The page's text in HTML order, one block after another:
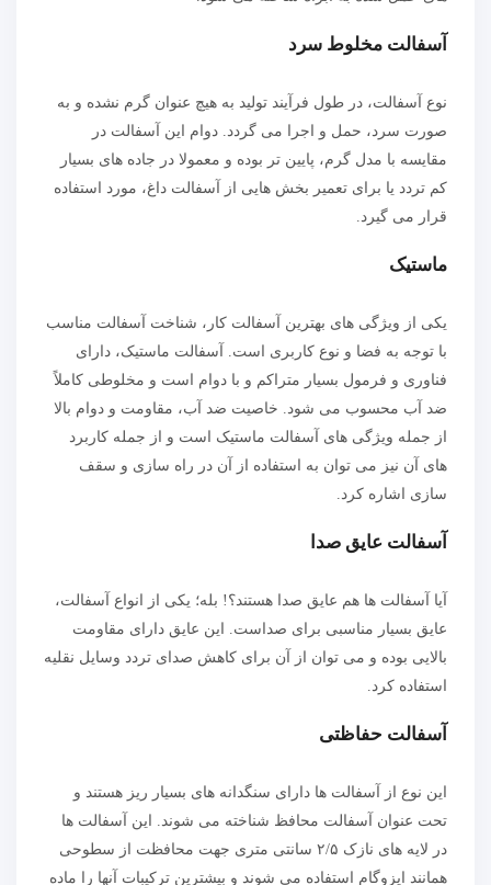
آسفالت مخلوط سرد
نوع آسفالت، در طول فرآیند تولید به‌ هیچ‌ عنوان گرم نشده و به‌
صورت سرد، حمل و اجرا می گردد. دوام این آسفالت در
مقایسه با مدل گرم، پایین تر بوده و معمولا در جاده های بسیار
کم تردد یا برای تعمیر بخش هایی از آسفالت داغ، مورد استفاده
قرار می گیرد.
ماستیک
یکی از ویژگی های بهترین آسفالت کار، شناخت آسفالت مناسب
با توجه به فضا و نوع کاربری است. آسفالت ماستیک، دارای
فناوری و فرمول بسیار متراکم و با دوام است و مخلوطی کاملاً
ضد آب محسوب می شود. خاصیت ضد آب، مقاومت و دوام بالا
از جمله ویژگی‌ های آسفالت ماستیک است و از جمله کاربرد
های آن نیز می‌ توان به استفاده از آن در راه‌ سازی و سقف
سازی اشاره کرد.
آسفالت عایق صدا
آیا آسفالت ها هم عایق صدا هستند؟! بله؛ یکی از انواع آسفالت،
عایق بسیار مناسبی برای صداست. این عایق دارای مقاومت
بالایی بوده و می توان از آن برای کاهش صدای تردد وسایل نقلیه
استفاده کرد.
آسفالت حفاظتی
این نوع از آسفالت‌ ها دارای سنگدانه های بسیار ریز هستند و
تحت عنوان آسفالت محافظ شناخته می‌ شوند. این آسفالت‌ ها
در لایه‌ های نازک ۲/۵ سانتی‌ متری جهت محافظت از سطوحی
همانند ایزوگام استفاده می‌ شوند و بیشترین ترکیبات آنها را ماده